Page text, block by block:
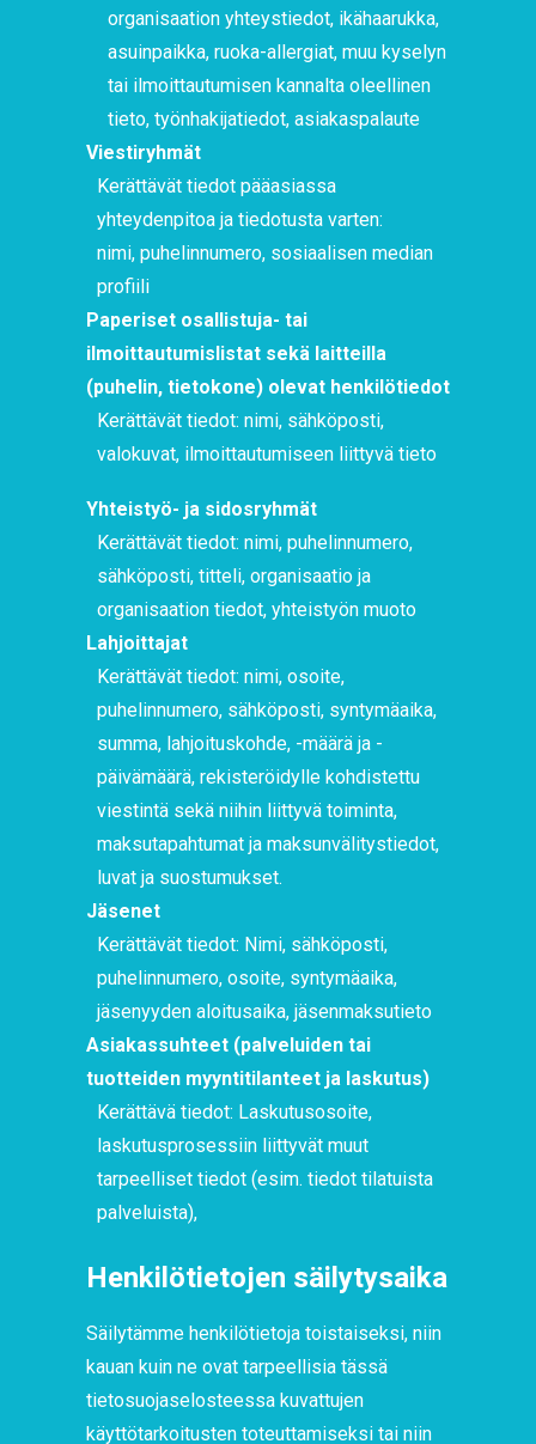
organisaation yhteystiedot, ikähaarukka,
asuinpaikka, ruoka-allergiat, muu kyselyn
tai ilmoittautumisen kannalta oleellinen
tieto, työnhakijatiedot, asiakaspalaute
Viestiryhmät
Kerättävät tiedot pääasiassa
yhteydenpitoa ja tiedotusta varten:
nimi, puhelinnumero, sosiaalisen median
profiili
Paperiset osallistuja- tai
ilmoittautumislistat sekä laitteilla
(puhelin, tietokone) olevat henkilötiedot
Kerättävät tiedot: nimi, sähköposti,
valokuvat, ilmoittautumiseen liittyvä tieto
Yhteistyö- ja sidosryhmät
Kerättävät tiedot: nimi, puhelinnumero,
sähköposti, titteli, organisaatio ja
organisaation tiedot, yhteistyön muoto
Lahjoittajat
Kerättävät tiedot: nimi, osoite,
puhelinnumero, sähköposti, syntymäaika,
summa, lahjoituskohde, -määrä ja -
päivämäärä, rekisteröidylle kohdistettu
viestintä sekä niihin liittyvä toiminta,
maksutapahtumat ja maksunvälitystiedot,
luvat ja suostumukset.
Jäsenet
Kerättävät tiedot: Nimi, sähköposti,
puhelinnumero, osoite, syntymäaika,
jäsenyyden aloitusaika, jäsenmaksutieto
Asiakassuhteet (palveluiden tai
tuotteiden myyntitilanteet ja laskutus)
Kerättävä tiedot: Laskutusosoite,
laskutusprosessiin liittyvät muut
tarpeelliset tiedot (esim. tiedot tilatuista
palveluista),
Henkilötietojen säilytysaika
Säilytämme henkilötietoja toistaiseksi, niin
kauan kuin ne ovat tarpeellisia tässä
tietosuojaselosteessa kuvattujen
käyttötarkoitusten toteuttamiseksi tai niin